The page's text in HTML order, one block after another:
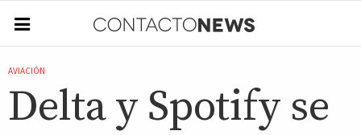
AVIACIÓN
Delta y Spotify se